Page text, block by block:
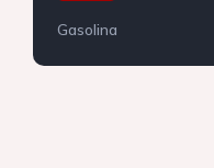
Gasolina